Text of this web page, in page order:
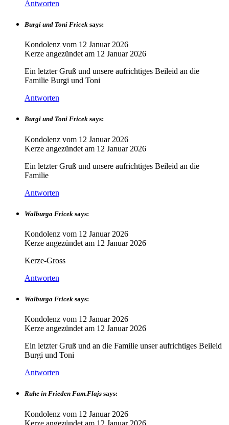
Antworten
Burgi und Toni Fricek says:
Kondolenz vom 12 Januar 2026
Kerze angezündet am 12 Januar 2026
Ein letzter Gruß und unsere aufrichtiges Beileid an die
Familie Burgi und Toni
Antworten
Burgi und Toni Fricek says:
Kondolenz vom 12 Januar 2026
Kerze angezündet am 12 Januar 2026
Ein letzter Gruß und unsere aufrichtiges Beileid an die
Familie
Antworten
Walburga Fricek says:
Kondolenz vom 12 Januar 2026
Kerze angezündet am 12 Januar 2026
Kerze-Gross
Antworten
Walburga Fricek says:
Kondolenz vom 12 Januar 2026
Kerze angezündet am 12 Januar 2026
Ein letzter Gruß und an die Familie unser aufrichtiges Beileid
Burgi und Toni
Antworten
Ruhe in Frieden Fam.Flajs says:
Kondolenz vom 12 Januar 2026
Kerze angezündet am 12 Januar 2026